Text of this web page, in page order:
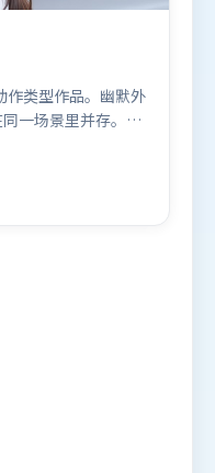
作类型作品。幽默外
一场景里并存。动
样扎实耐嚼。由程
锡，古天乐、李政
8日（韩国）在部